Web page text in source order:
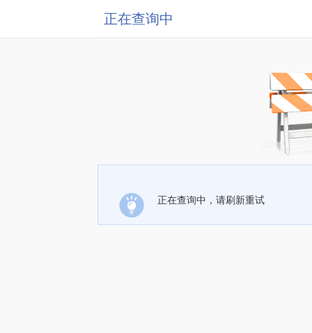
正在查询中
正在查询中，请刷新重试